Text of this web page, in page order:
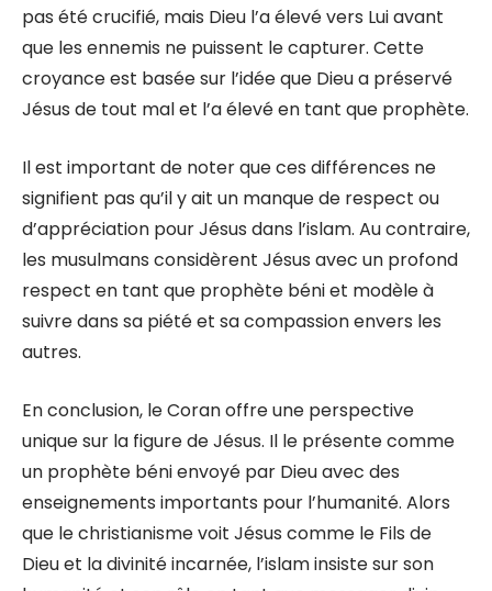
pas été crucifié, mais Dieu l’a élevé vers Lui avant
que les ennemis ne puissent le capturer. Cette
croyance est basée sur l’idée que Dieu a préservé
Jésus de tout mal et l’a élevé en tant que prophète.
Il est important de noter que ces différences ne
signifient pas qu’il y ait un manque de respect ou
d’appréciation pour Jésus dans l’islam. Au contraire,
les musulmans considèrent Jésus avec un profond
respect en tant que prophète béni et modèle à
suivre dans sa piété et sa compassion envers les
autres.
En conclusion, le Coran offre une perspective
unique sur la figure de Jésus. Il le présente comme
un prophète béni envoyé par Dieu avec des
enseignements importants pour l’humanité. Alors
que le christianisme voit Jésus comme le Fils de
Dieu et la divinité incarnée, l’islam insiste sur son